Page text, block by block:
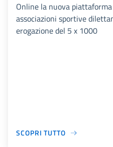
Online la nuova
associazioni sportive
erogazione del 5 x 1000
SCOPRI TUTTO